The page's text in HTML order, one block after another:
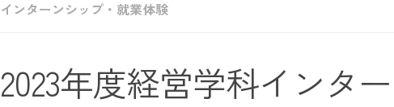
インターンシップ・就業体験
2023年度経営学科インタ